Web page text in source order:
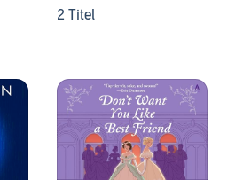
2 Titel